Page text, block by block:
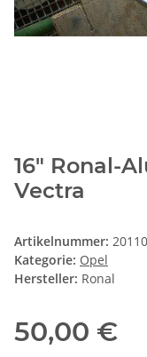
16" Ronal-
Vectra
Artikelnummer:
Kategorie: Opel
Hersteller: Ronal
50,00 €